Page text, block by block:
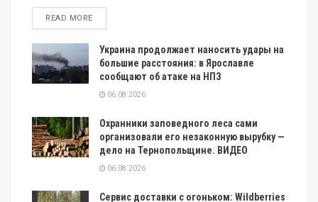
READ MOREDETAILS
Украина продолжает наносить удары на
большие расстояния: в Ярославле
сообщают об атаке на НПЗ
06.08.2026
Охранники заповедного леса сами
организовали его незаконную вырубку —
дело на Тернопольщине. ВИДЕО
06.08.2026
Сервис доставки с огоньком: Wildberries